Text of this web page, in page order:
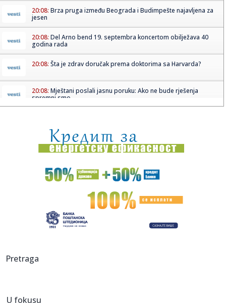
20:08: Brza pruga između Beograda i Budimpešte najavljena za
jesen
20:08: Del Arno bend 19. septembra koncertom obilježava 40
godina rada
20:08: Šta je zdrav doručak prema doktorima sa Harvarda?
20:08: Mještani poslali jasnu poruku: Ako ne bude rješenja
spremni smo...
20:07:Poznati NBA analitičar o Filadelfiji: "Ne znam gde se Braun
ukla...
20:04:Kostić predstavljen u Ajndhovenu: Kada je stigao poziv,
odmah sa...
Iran priprema zakon koji bi neprijateljskim brodovima
20:00:Počela inspekcijska kontrola neracionalne potrošnje vode
o...
Pretraga
U fokusu